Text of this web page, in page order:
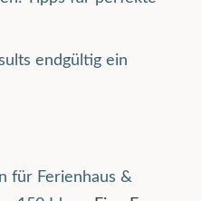
endgültig ein
für Ferienhaus &